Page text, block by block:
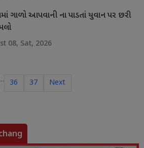
ગાળો આપવાની ના પાડતાં યુવાન પર છરી
08, Sat, 2026
36 37 Next